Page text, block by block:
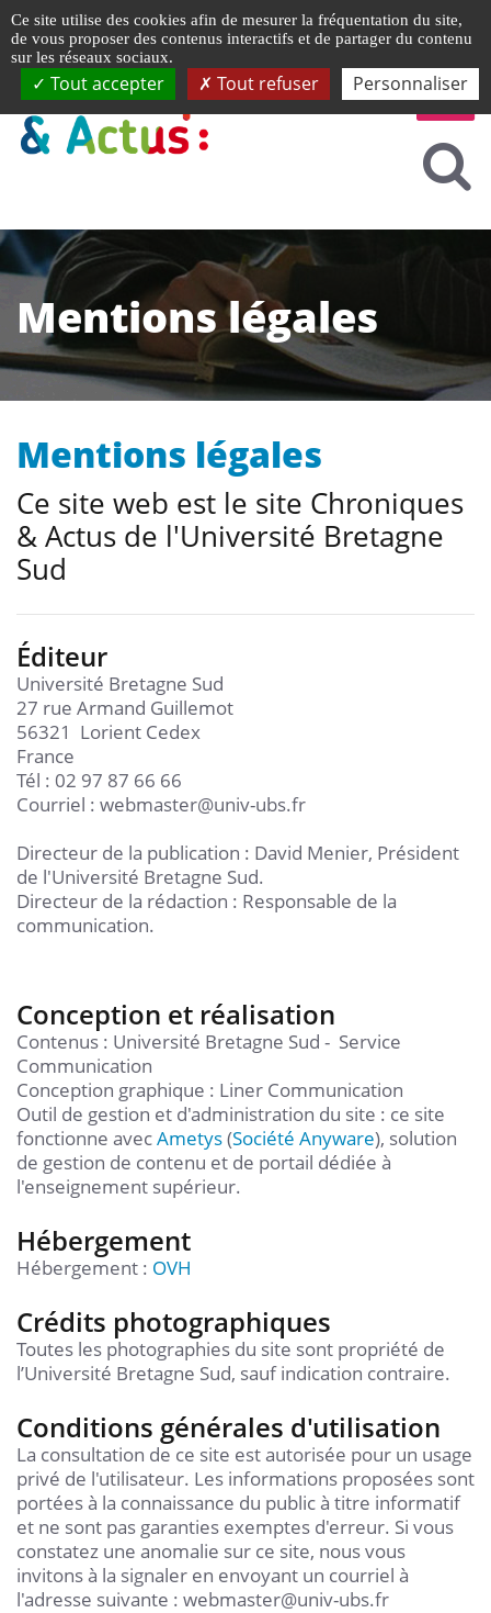
Mentions légales
Mentions légales
Ce site web est le site Chroniques
& Actus de l'Université Bretagne
Sud
Éditeur
Université Bretagne Sud
27 rue Armand Guillemot
56321 Lorient Cedex
France
Tél : 02 97 87 66 66
Courriel : webmaster@univ-ubs.fr
Directeur de la publication : David Menier, Président
de l'Université Bretagne Sud.
Directeur de la rédaction : Responsable de la
communication.
Conception et réalisation
Contenus : Université Bretagne Sud - Service
Communication
Conception graphique : Liner Communication
Outil de gestion et d'administration du site : ce site
fonctionne avecAmetys(Société Anyware), solution
de gestion de contenu et de portail dédiée à
l'enseignement supérieur.
Hébergement
Hébergement : OVH
Crédits photographiques
Toutes les photographies du site sont propriété de
l’Université Bretagne Sud, sauf indication contraire.
Conditions générales d'utilisation
La consultation de ce site est autorisée pour un usage
privé de l'utilisateur. Les informations proposées sont
portées à la connaissance du public à titre informatif
et ne sont pas garanties exemptes d'erreur. Si vous
constatez une anomalie sur ce site, nous vous
invitons à la signaler en envoyant un courriel à
l'adresse suivante : webmaster@univ-ubs.fr
Ce site utilise des cookies afin de mesurer la fréquentation du site,
de vous proposer des contenus interactifs et de partager du contenu
sur les réseaux sociaux.
Tout accepter Tout refuser Personnaliser